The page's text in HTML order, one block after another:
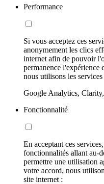
Performance
Si vous acceptez ces
anonymement les clics
internet afin de pouvoir
permanence l'expérience
nous utilisons les
Google Analytics,
Fonctionnalité
En acceptant ces
fonctionnalités allant au-
permettre une utilisation
votre accord, nous
site internet :